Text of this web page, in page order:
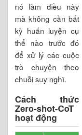
nó làm điều này
mà không cần bất
kỳ huấn luyện cụ
thể nào trước đó
để xử lý các cuộc
trò chuyện theo
chuỗi suy nghĩ.
Cách thức
Zero-shot-CoT
hoạt động